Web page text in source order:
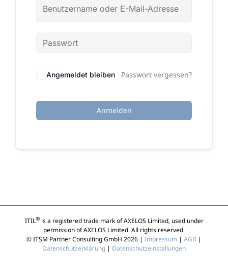
Angemeldet bleiben Passwort vergessen?
Anmelden
ITIL®is a registered trade mark of AXELOS Limited, used under
permission of AXELOS Limited. All rights reserved.
© ITSM Partner Consulting GmbH 2026 | Impressum | AGB |
Datenschutzerklärung | Datenschutzeinstallungen